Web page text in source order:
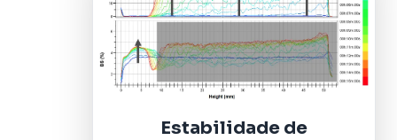
Estabilidade de